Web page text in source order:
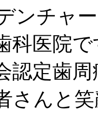
ンチャ
科医院
認定歯
さんと